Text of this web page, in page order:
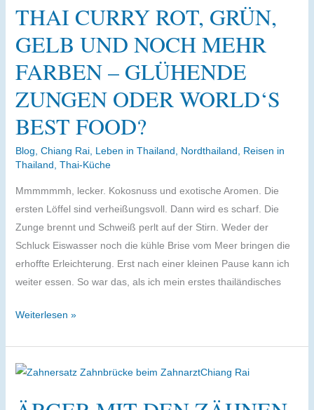
dem
des
Kaffees
THAI CURRY ROT, GRÜN,
GELB UND NOCH MEHR
FARBEN – GLÜHENDE
ZUNGEN ODER WORLD‘S
BEST FOOD?
Blog Chiang Rai, Leben in Thailand Nordthailand
Reisen in
Thailand Thai-Küche
Mmmmmmh, lecker. Kokosnuss und exotische Aromen. Die
ersten Löffel sind verheißungsvoll. Dann wird es scharf. Die
Zunge brennt und Schweiß perlt auf der Stirn. Weder der
Schluck Eiswasser noch die kühle Brise vom Meer bringen die
erhoffte Erleichterung. Erst nach einer kleinen Pause kann ich
weiter essen. So war das, als ich mein erstes thailändisches
Thai
rot,
grün,
und
Weiterlesen »